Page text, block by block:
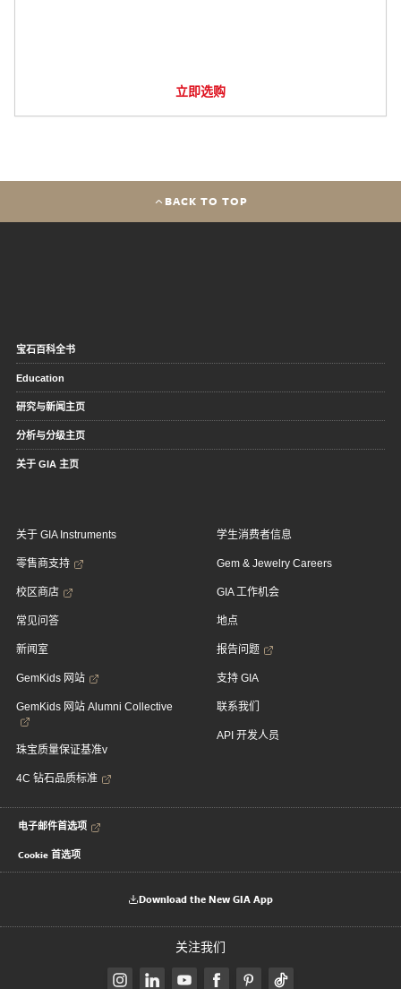
立即选购
BACK TO TOP
宝石百科全书
Education
研究与新闻主页
分析与分级主页
关于 GIA 主页
关于 GIA Instruments
零售商支持
校区商店
常见问答
新闻室
GemKids 网站
GemKids 网站 Alumni Collective
珠宝质量保证基准v
4C 钻石品质标准
学生消费者信息
Gem & Jewelry Careers
GIA 工作机会
地点
报告问题
支持 GIA
联系我们
API 开发人员
电子邮件首选项
Cookie 首选项
Download the New GIA App
关注我们